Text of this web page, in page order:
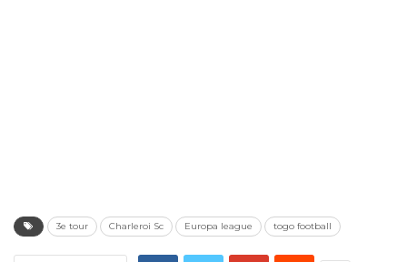
3e tour Charleroi Sc Europa league togo football